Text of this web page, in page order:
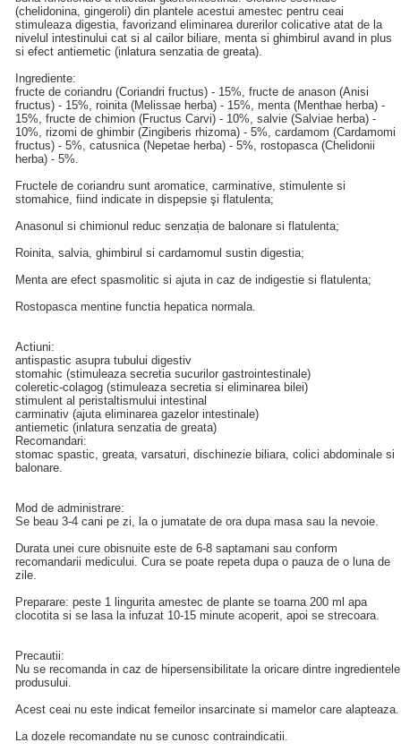
(chelidonina, gingeroli) din plantele acestui amestec pentru ceai
stimuleaza digestia, favorizand eliminarea durerilor colicative atat de la
nivelul intestinului cat si al cailor biliare, menta si ghimbirul avand in plus
si efect antiemetic (inlatura senzatia de greata).
Ingrediente:
fructe de coriandru (Coriandri fructus) - 15%, fructe de anason (Anisi
fructus) - 15%, roinita (Melissae herba) - 15%, menta (Menthae herba) -
15%, fructe de chimion (Fructus Carvi) - 10%, salvie (Salviae herba) -
10%, rizomi de ghimbir (Zingiberis rhizoma) - 5%, cardamom (Cardamomi
fructus) - 5%, catusnica (Nepetae herba) - 5%, rostopasca (Chelidonii
herba) - 5%.
Fructele de coriandru sunt aromatice, carminative, stimulente si
stomahice, fiind indicate in dispepsie şi flatulenta;
Anasonul si chimionul reduc senzația de balonare si flatulenta;
Roinita, salvia, ghimbirul si cardamomul sustin digestia;
Menta are efect spasmolitic si ajuta in caz de indigestie si flatulenta;
Rostopasca mentine functia hepatica normala.
Actiuni:
antispastic asupra tubului digestiv
stomahic (stimuleaza secretia sucurilor gastrointestinale)
coleretic-colagog (stimuleaza secretia si eliminarea bilei)
stimulent al peristaltismului intestinal
carminativ (ajuta eliminarea gazelor intestinale)
antiemetic (inlatura senzatia de greata)
Recomandari:
stomac spastic, greata, varsaturi, dischinezie biliara, colici abdominale si
balonare.
Mod de administrare:
Se beau 3-4 cani pe zi, la o jumatate de ora dupa masa sau la nevoie.
Durata unei cure obisnuite este de 6-8 saptamani sau conform
recomandarii medicului. Cura se poate repeta dupa o pauza de o luna de
zile.
Preparare: peste 1 lingurita amestec de plante se toarna 200 ml apa
clocotita si se lasa la infuzat 10-15 minute acoperit, apoi se strecoara.
Precautii:
Nu se recomanda in caz de hipersensibilitate la oricare dintre ingredientele
produsului.
Acest ceai nu este indicat femeilor insarcinate si mamelor care alapteaza.
La dozele recomandate nu se cunosc contraindicatii.